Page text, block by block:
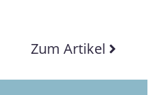
Zum Artikel